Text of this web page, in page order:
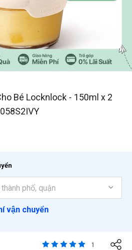
/1
Bé Locknlock - 150ml x 2
vận chuyển
3,1 trên đánh giá của
1